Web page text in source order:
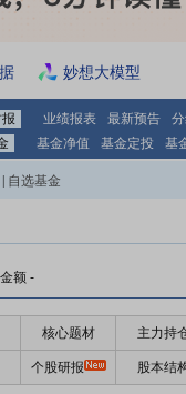
妙想大模型
业绩报表 最新预告
基金净值 基金定投 基
自选基金
金额 -
核心题材 主力持
个股研报 股本结